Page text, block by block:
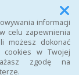
informacji
celu zapewnienia
możesz dokonać
cookies w Twojej
zgodę na
Menu
z